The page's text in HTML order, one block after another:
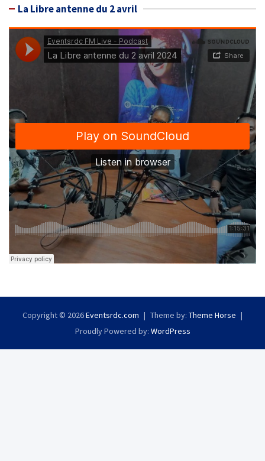
La Libre antenne du 2 avril
Copyright © 2026Eventsrdc.com Theme by: Theme Horse
Proudly Powered by: WordPress